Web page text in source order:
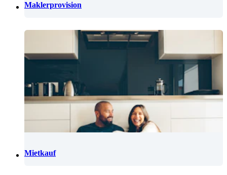
Maklerprovision
Mietkauf